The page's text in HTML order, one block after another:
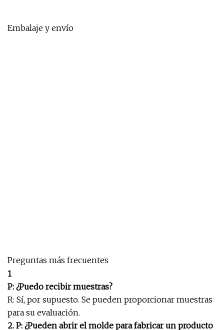
Embalaje y envío
Preguntas más frecuentes
1
P: ¿Puedo recibir muestras?
R: Sí, por supuesto. Se pueden proporcionar muestras
para su evaluación.
2. P: ¿Pueden abrir el molde para fabricar un producto